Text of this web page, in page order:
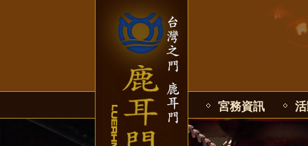
宮務資訊